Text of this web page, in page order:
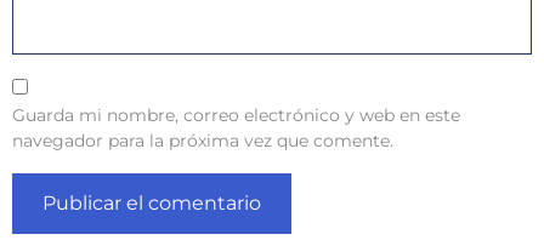
Guarda mi nombre, correo electrónico y web en este
navegador para la próxima vez que comente.